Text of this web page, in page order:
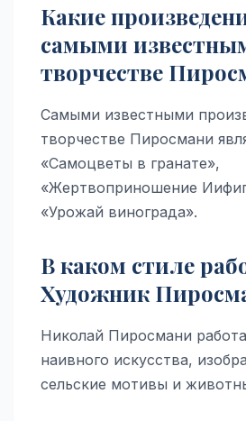
Какие
самыми
творчестве
Самыми известными
творчестве Пиросмани
«Самоцветы в гранате»,
«Жертвоприношение
«Урожай винограда».
В каком стиле
Художник
Николай Пиросмани
наивного искусства,
сельские мотивы и